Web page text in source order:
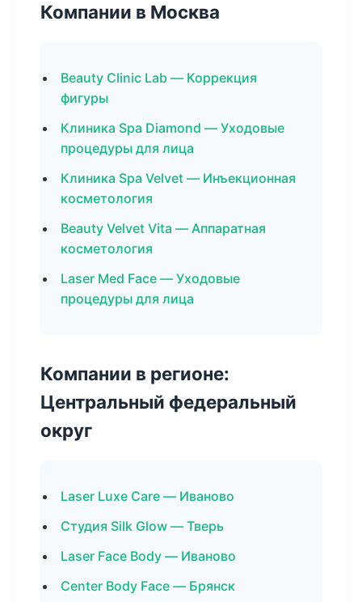
Компании в Москва
Beauty Clinic Lab — Коррекция
фигуры
Клиника Spa Diamond — Уходовые
процедуры для лица
Клиника Spa Velvet — Инъекционная
косметология
Beauty Velvet Vita — Аппаратная
косметология
Laser Med Face — Уходовые
процедуры для лица
Компании в регионе:
Центральный федеральный
округ
Laser Luxe Care — Иваново
Студия Silk Glow — Тверь
Laser Face Body — Иваново
Center Body Face — Брянск